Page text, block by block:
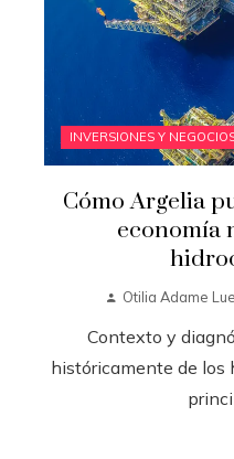
INVERSIONES Y
Cómo Argelia
economía
Otilia Adame
Contexto y
históricamente de los